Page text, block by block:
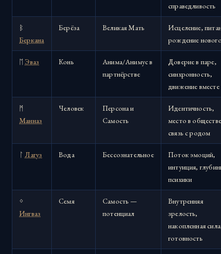
справедливость
ᛒ
Беркана
Берёза Великая Мать
Исцеление,
рождение
ᛖ Эваз Конь
Анима/Анимус в
партнёрстве
Доверие в паре,
синхронность,
движение вместе
ᛗ
Манназ
Человек
Персона и
Самость
Идентичность,
место в
связь с родом
ᛚ Лагуз Вода Бессознательное
Поток эмоций,
интуиция,
психики
ᛜ
Ингваз
Семя
Самость —
потенциал
Внутренняя
зрелость,
накопленная
готовность